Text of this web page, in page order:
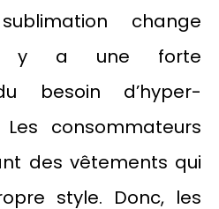
change
Il y a une forte
besoin d’hyper-
Les consommateurs
des vêtements qui
style. Donc, les